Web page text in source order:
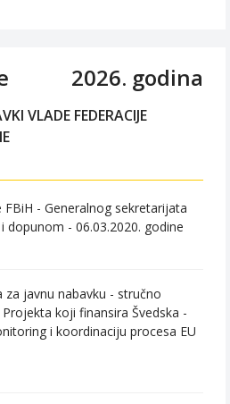
2026. godina
VLADE FEDERACIJE
FBiH - Generalnog sekretarijata
dopunom - 06.03.2020. godine
javnu nabavku - stručno
koji finansira Švedska -
i koordinaciju procesa EU